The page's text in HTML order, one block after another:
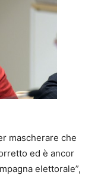
mascherare che
ed è ancor
elettorale”,